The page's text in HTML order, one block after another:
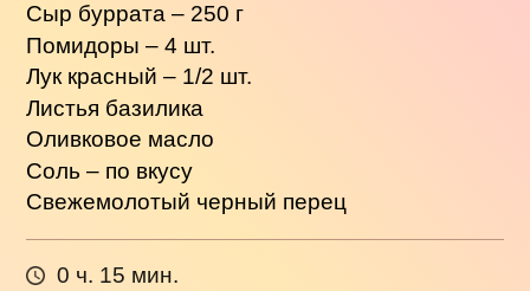
Сыр буррата – 250 г
Помидоры – 4 шт.
Лук красный – 1/2 шт.
Листья базилика
Оливковое масло
Соль – по вкусу
Свежемолотый черный перец
0 ч. 15 мин.